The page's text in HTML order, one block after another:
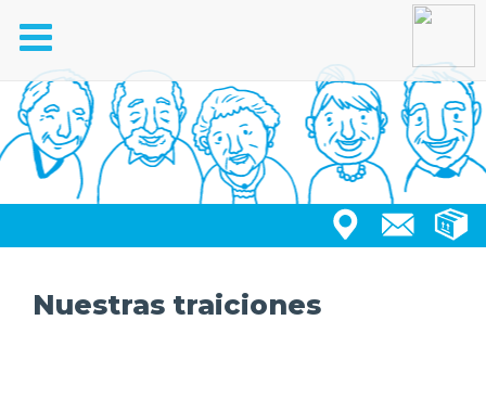
Toggle
navigation
Nuestras traiciones